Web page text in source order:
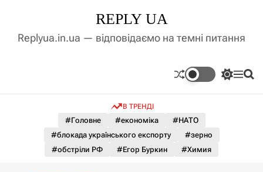
д
REPLY UA
Replyua.in.ua — відповідаємо на темні питання
П
к
а
М П
В ТРЕНДІ
#Головне #економіка
#НАТО
#блокада українського експорту
#зерно
#обстріли РФ
#Егор Буркин #Химия